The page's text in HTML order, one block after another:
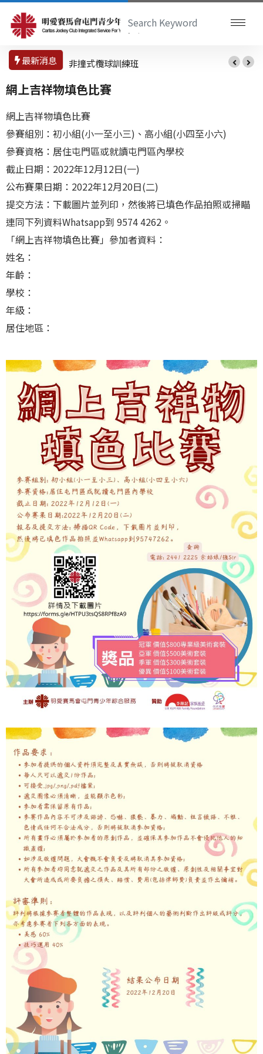
最新消息
非撞式欖球訓練班園藝魔法舒壓瓶工
網上吉祥物填色比賽
網上吉祥物填色比賽
參賽組別：初小組(小一至小三)、高小組(小四至小六)
參賽資格：居住屯門區或就讀屯門區內學校
截止日期：2022年12月12日(一)
公布賽果日期：2022年12月20日(二)
提交方法：下載圖片並列印，然後將已填色作品拍照或掃瞄
連同下列資料Whatsapp到 9574 4262。
「網上吉祥物填色比賽」參加者資料：
姓名：
年齡：
學校：
年級：
居住地區：